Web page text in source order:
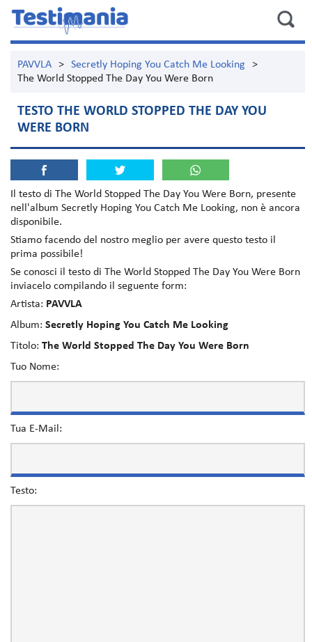
PAVVLA > Secretly Hoping You Catch Me Looking
>
The World Stopped The Day You Were Born
TESTO THE WORLD STOPPED THE DAY YOU
WERE BORN
Il testo di The World Stopped The Day You Were Born, presente
nell'album Secretly Hoping You Catch Me Looking, non è ancora
disponibile.
Stiamo facendo del nostro meglio per avere questo testo il
prima possibile!
Se conosci il testo di The World Stopped The Day You Were Born
inviacelo compilando il seguente form:
Artista: PAVVLA
Album: Secretly Hoping You Catch Me Looking
Titolo: The World Stopped The Day You Were Born
Tuo Nome:
Tua E-Mail:
Testo: